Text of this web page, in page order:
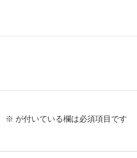
※ が付いている欄は必須項目です